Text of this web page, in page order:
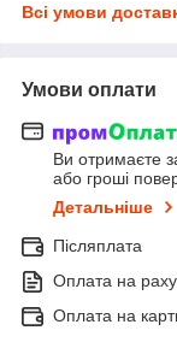
Всі умови
Умови оплати
Ви отримаєте
або гроші
Детальніше
Післяплата
Оплата на
Оплата на